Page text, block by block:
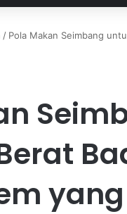
/ Pola Makan Seimbang